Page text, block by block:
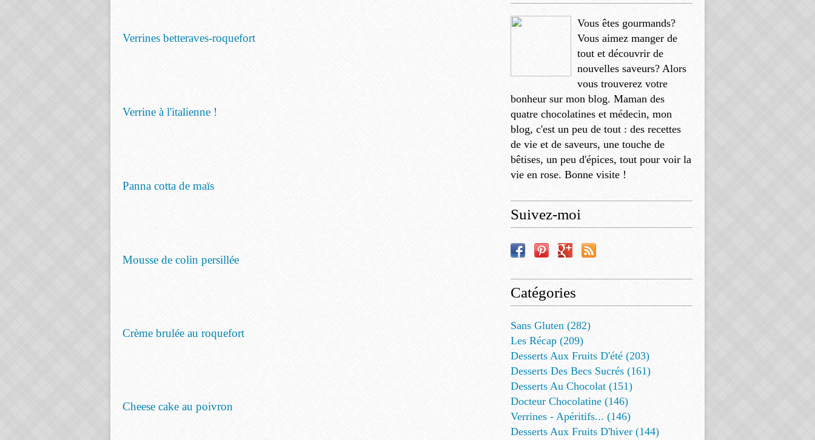
Verrines betteraves-roquefort
Verrine à l'italienne !
Panna cotta de maïs
Mousse de colin persillée
Crème brulée au roquefort
Cheese cake au poivron
Vous êtes gourmands?
Vous aimez manger de
tout et découvrir de
nouvelles saveurs? Alors
vous trouverez votre
bonheur sur mon blog. Maman des
quatre chocolatines et médecin, mon
blog, c'est un peu de tout : des recettes
de vie et de saveurs, une touche de
bêtises, un peu d'épices, tout pour voir la
vie en rose. Bonne visite !
Suivez-moi
Catégories
Sans Gluten (282)
Les Récap (209)
Desserts Aux Fruits D'été (203)
Desserts Des Becs Sucrés (161)
Desserts Au Chocolat (151)
Docteur Chocolatine (146)
Verrines - Apéritifs... (146)
Desserts Aux Fruits D'hiver (144)